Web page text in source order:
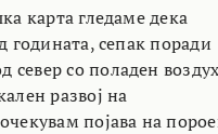
карта гледаме дека
годината, сепак поради
со поладен воздух
развој на
појава на